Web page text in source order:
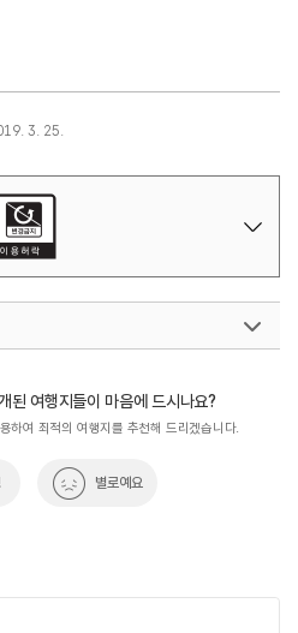
3. 25.
된 여행지들이 마음에 드시나요?
하여 최적의 여행지를 추천해 드리겠습니다.
별로예요